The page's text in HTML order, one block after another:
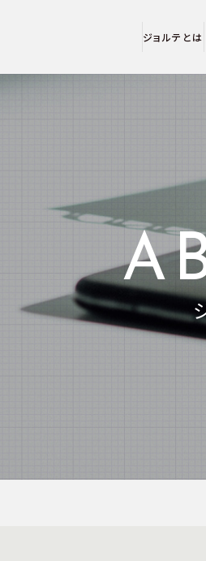
ジョルテとは